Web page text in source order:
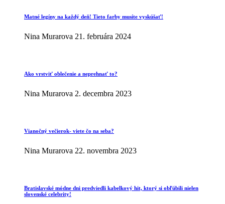
Matné legíny na každý deň! Tieto farby musíte vyskúšať!
Nina Murarova 21. februára 2024
Ako vrstviť oblečenie a neprehnať to?
Nina Murarova 2. decembra 2023
Vianočný večierok- viete čo na seba?
Nina Murarova 22. novembra 2023
Bratislavské módne dni predviedli kabelkový hit, ktorý si obľúbili nielen
slovenské celebrity!